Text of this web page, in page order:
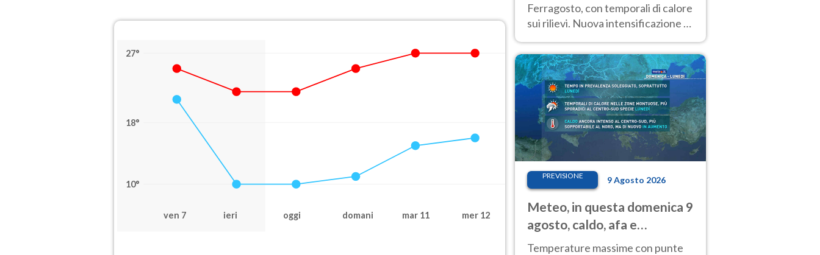
27°
18°
10°
ven 7 ieri oggi domani mar 11 mer 12
Ferragosto, con temporali di calore
sui rilievi. Nuova intensificazione la
verso i 40 °C
PREVISIONE 9 Agosto 2026
Meteo, in questa domenica 9
agosto, caldo, afa e
temporali di calore
Temperature massime con punte